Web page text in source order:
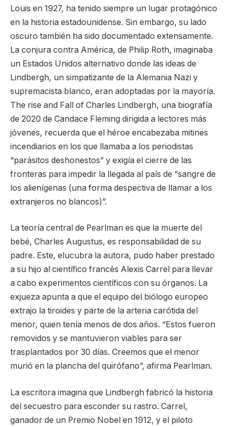
Louis en 1927, ha tenido siempre un lugar protagónico
en la historia estadounidense. Sin embargo, su lado
oscuro también ha sido documentado extensamente.
La conjura contra América, de Philip Roth, imaginaba
un Estados Unidos alternativo donde las ideas de
Lindbergh, un simpatizante de la Alemania Nazi y
supremacista blanco, eran adoptadas por la mayoría.
The rise and Fall of Charles Lindbergh, una biografía
de 2020 de Candace Fleming dirigida a lectores más
jóvenes, recuerda que el héroe encabezaba mitines
incendiarios en los que llamaba a los periodistas
“parásitos deshonestos” y exigía el cierre de las
fronteras para impedir la llegada al país de “sangre de
los alienígenas (una forma despectiva de llamar a los
extranjeros no blancos)”.
La teoría central de Pearlman es que la muerte del
bebé, Charles Augustus, es responsabilidad de su
padre. Este, elucubra la autora, pudo haber prestado
a su hijo al científico francés Alexis Carrel para llevar
a cabo experimentos científicos con su órganos. La
exjueza apunta a que el equipo del biólogo europeo
extrajo la tiroides y parte de la arteria carótida del
menor, quien tenía menos de dos años. “Estos fueron
removidos y se mantuvieron viables para ser
trasplantados por 30 días. Creemos que el menor
murió en la plancha del quirófano”, afirma Pearlman.
La escritora imagina que Lindbergh fabricó la historia
del secuestro para esconder su rastro. Carrel,
ganador de un Premio Nobel en 1912, y el piloto